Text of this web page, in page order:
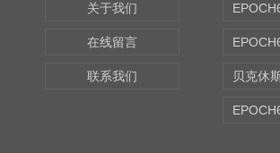
关于我们
在线留言
联系我们